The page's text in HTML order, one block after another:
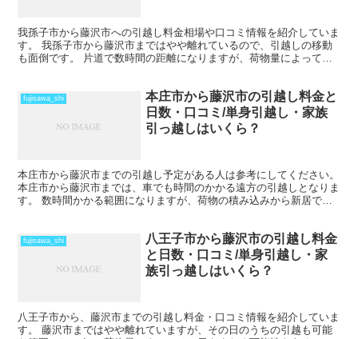
我孫子市から藤沢市への引越し料金相場や口コミ情報を紹介していま
す。 我孫子市から藤沢市まではやや離れているので、引越しの移動
も面倒です。 片道で数時間の距離になりますが、荷物量によっては
fujisawa_shi
本庄市から藤沢市の引越し料金と
日数・口コミ/単身引越し・家族
引っ越しはいくら？
本庄市から藤沢市までの引越し予定がある人は参考にしてください。
本庄市から藤沢市までは、車でも時間のかかる遠方の引越しとなりま
す。 数時間かかる範囲になりますが、荷物の積み込みから新居での
fujisawa_shi
八王子市から藤沢市の引越し料金
と日数・口コミ/単身引越し・家
族引っ越しはいくら？
八王子市から、藤沢市までの引越し料金・口コミ情報を紹介していま
す。 藤沢市まではやや離れていますが、その日のうちの引越も可能